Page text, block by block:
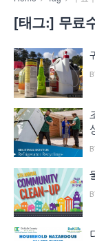
[태그:] 무료